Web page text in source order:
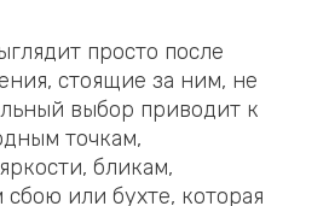
просто после
стоящие за ним, не
выбор приводит к
точкам,
бликам,
или бухте, которая